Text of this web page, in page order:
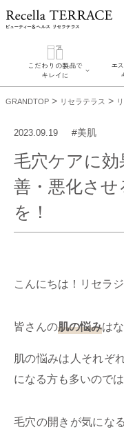
こだわりの製品で
キレイに
こだわりの製品
でキレイに
SERIES#01 私た
ちについて
SERIES#02 水へ
SERIES#03 無
エ
エス
リ
いる
GRANDTOP > リセラテラス >
2023.09.19 #美肌
毛穴ケアに効
善・悪化さ
を！
こんにちは！リセラ
皆さんの肌の悩みは
肌の悩みは人それぞ
になる方も多いので
毛穴の開きが気にな